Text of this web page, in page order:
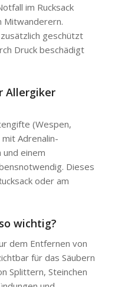
im Rucksack
Mitwanderern.
geschützt
Druck beschädigt
Allergiker
(Wespen,
Adrenalin-
einem
Dieses
oder am
wichtig?
dem Entfernen von
für das Säubern
Splittern, Steinchen